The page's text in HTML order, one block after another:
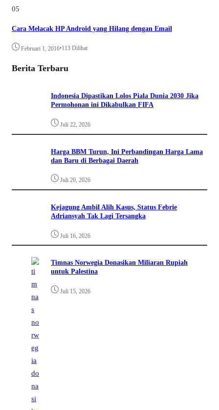
05
Cara Melacak HP Android yang Hilang dengan Email
Februari 1, 2016•113 Dilihat
Berita Terbaru
Indonesia Dipastikan Lolos Piala Dunia 2030 Jika
Permohonan ini Dikabulkan FIFA
Juli 22, 2026
Harga BBM Turun, Ini Perbandingan Harga Lama
dan Baru di Berbagai Daerah
Juli 20, 2026
Kejagung Ambil Alih Kasus, Status Febrie
Adriansyah Tak Lagi Tersangka
Juli 16, 2026
Timnas Norwegia Donasikan Miliaran Rupiah
untuk Palestina
Juli 15, 2026